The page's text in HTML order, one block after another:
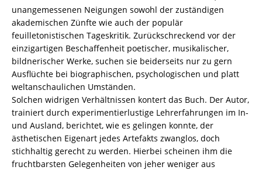
3
/
978-
3-
82-
606839-
3
Menge
unangemessenen Neigungen sowohl der zuständigen
akademischen Zünfte wie auch der populär
feuilletonistischen Tageskritik. Zurückschreckend vor der
einzigartigen Beschaffenheit poetischer, musikalischer,
bildnerischer Werke, suchen sie beiderseits nur zu gern
Ausflüchte bei biographischen, psychologischen und platt
weltanschaulichen Umständen.
Solchen widrigen Verhältnissen kontert das Buch. Der Autor,
trainiert durch experimentierlustige Lehrerfahrungen im In-
und Ausland, berichtet, wie es gelingen konnte, der
ästhetischen Eigenart jedes Artefakts zwanglos, doch
stichhaltig gerecht zu werden. Hierbei scheinen ihm die
fruchtbarsten Gelegenheiten von jeher weniger aus